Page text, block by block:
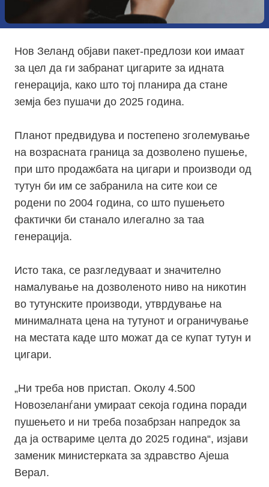
Нов Зеланд објави пакет-предлози кои имаат
за цел да ги забранат цигарите за идната
генерација, како што тој планира да стане
земја без пушачи до 2025 година.
Планот предвидува и постепено зголемување
на возрасната граница за дозволено пушење,
при што продажбата на цигари и производи од
тутун би им се забранила на сите кои се
родени по 2004 година, со што пушењето
фактички би станало илегално за таа
генерација.
Исто така, се разгледуваат и значително
намалување на дозволеното ниво на никотин
во тутунските производи, утврдување на
минималната цена на тутунот и ограничување
на местата каде што можат да се купат тутун и
цигари.
„Ни треба нов пристап. Околу 4.500
Новозеланѓани умираат секоја година поради
пушењето и ни треба позабрзан напредок за
да ја оствариме целта до 2025 година“, изјави
заменик министерката за здравство Ајеша
Верал.